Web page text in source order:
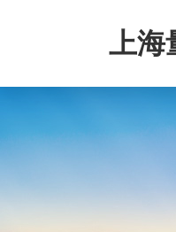
上海